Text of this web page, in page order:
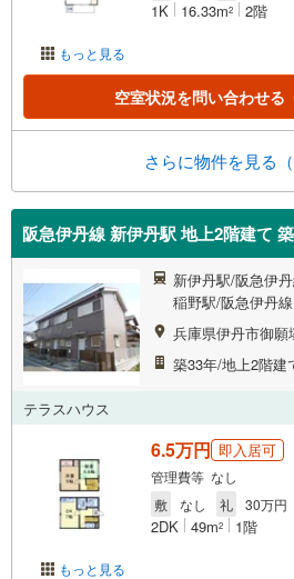
もっと見る
1K 16.33m2 2階
空室状況を問い合わせる
さらに物件を見る（
阪急伊丹線 新伊丹駅 地上2階建て
新伊丹駅/阪急伊
稲野駅/阪急伊丹
兵庫県伊丹市御願
築33年/地上2階建
テラスハウス
もっと見る
6.5万円 即入居可
管理費等 なし
敷
なし 礼 30万円
2DK 49m2 1階